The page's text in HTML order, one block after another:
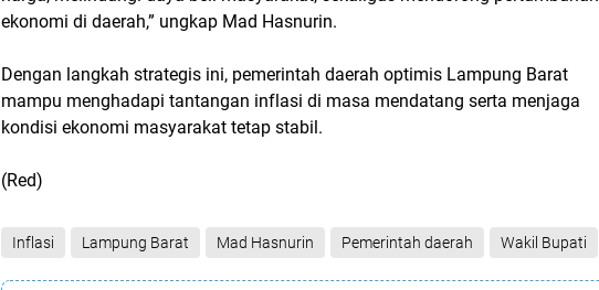
ekonomi di daerah,” ungkap Mad Hasnurin.
Dengan langkah strategis ini, pemerintah daerah optimis Lampung Barat
mampu menghadapi tantangan inflasi di masa mendatang serta menjaga
kondisi ekonomi masyarakat tetap stabil.
(Red)
Inflasi Lampung Barat Mad Hasnurin Pemerintah daerah Wakil Bupati